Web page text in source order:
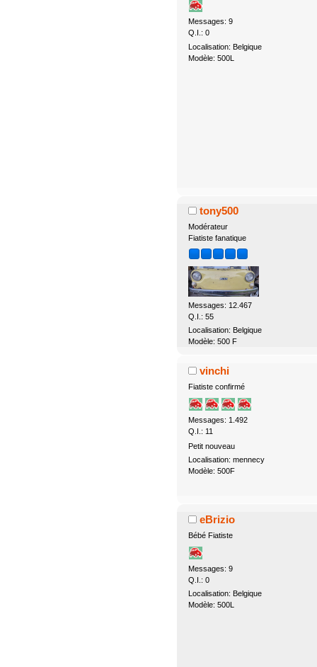
Messages: 9
Q.I.: 0
Localisation: Belgique
Modèle: 500L
tony500
Modérateur
Fiatiste fanatique
Messages: 12.467
Q.I.: 55
Localisation: Belgique
Modèle: 500 F
vinchi
Fiatiste confirmé
Messages: 1.492
Q.I.: 11
Petit nouveau
Localisation: mennecy
Modèle: 500F
eBrizio
Bébé Fiatiste
Messages: 9
Q.I.: 0
Localisation: Belgique
Modèle: 500L